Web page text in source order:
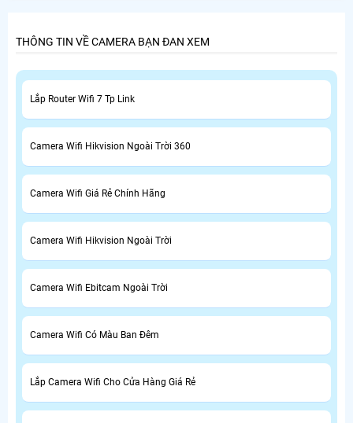
THÔNG TIN VỀ CAMERA BẠN ĐAN XEM
Lắp Router Wifi 7 Tp Link
Camera Wifi Hikvision Ngoài Trời 360
Camera Wifi Giá Rẻ Chính Hãng
Camera Wifi Hikvision Ngoài Trời
Camera Wifi Ebitcam Ngoài Trời
Camera Wifi Có Màu Ban Đêm
Lắp Camera Wifi Cho Cửa Hàng Giá Rẻ